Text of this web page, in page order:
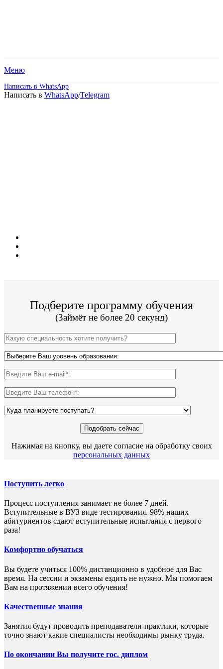
Меню
Написать в WhatsApp
Написать в WhatsApp/Telegram
Подберите программу обучения
(Займёт не более 20 секунд)
Нажимая на кнопку, вы даете согласие на обработку своих
персональных данных
Поступить легко
Процесс поступления занимает не более 7 дней.
Вступительные в ВУЗ виде тестирования. 98% наших
абитуриентов сдают вступительные испытания с первого
раза!
Комфортно обучаться
Вы будете учиться 100% дистанционно в удобное для Вас
время. На сессии и экзамены ездить не нужно. Мы помогаем
Вам на протяжении всего обучения!
Качественные знания
Занятия будут проводить преподаватели-практики, которые
точно знают какие специалисты необходимы рынку труда.
По окончании Вы получите гос. диплом